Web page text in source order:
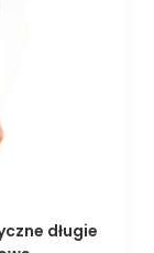
długie